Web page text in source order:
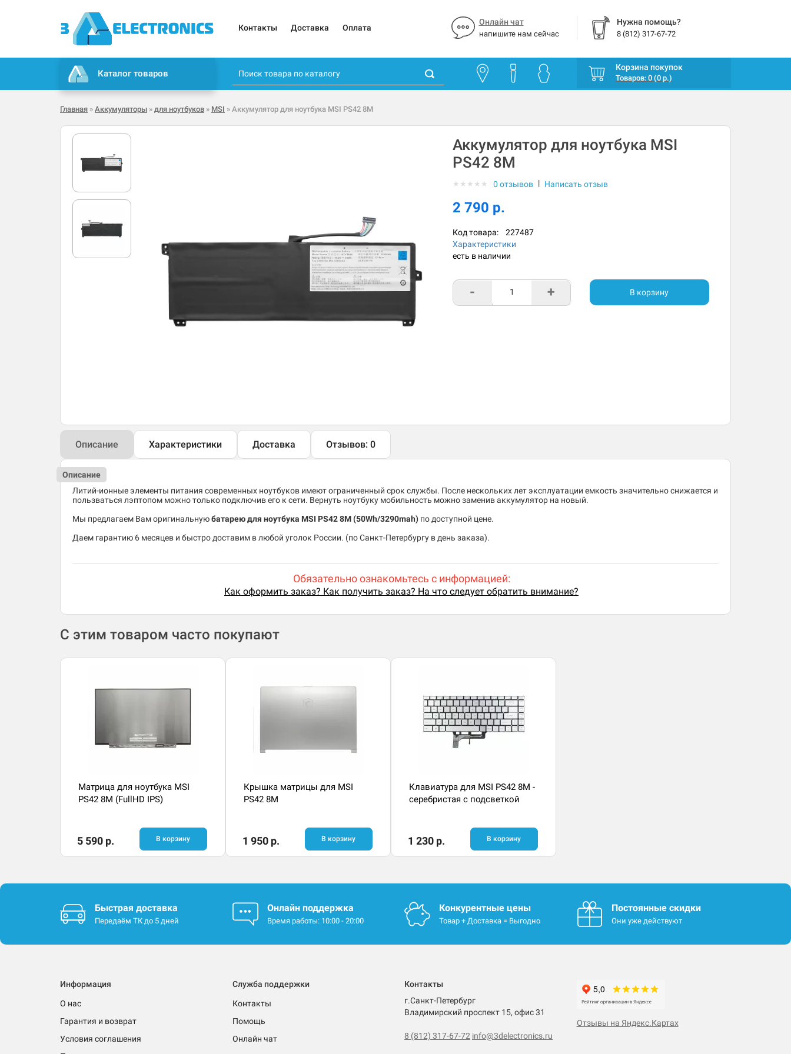
Контакты Доставка Оплата
Онлайн чат
напишите нам сейчас
Нужна помощь?
8 (812) 317-67-72
Каталог товаров
Корзина покупок
Товаров: 0 (0 р.)
Главная » Аккумуляторы » для ноутбуков » MSI » Аккумулятор для ноутбука MSI PS42 8M
Аккумулятор для ноутбука MSI
PS42 8M
★ ★ ★ ★ ★ 0 отзывов | Написать отзыв
2 790 р.
Код товара: 227487
Характеристики
есть в наличии
- + В корзину
Описание Характеристики Доставка Отзывов: 0
Описание
Литий-ионные элементы питания современных ноутбуков имеют ограниченный срок службы. После нескольких лет эксплуатации емкость значительно снижается и
пользваться лэптопом можно только подключив его к сети. Вернуть ноутбуку мобильность можно заменив аккумулятор на новый.
Мы предлагаем Вам оригинальнуюбатарею для ноутбука MSI PS42 8M (50Wh/3290mah) по доступной цене.
Даем гарантию 6 месяцев и быстро доставим в любой уголок России. (по Санкт-Петербургу в день заказа).
Обязательно ознакомьтесь с информацией:
Как оформить заказ? Как получить заказ? На что следует обратить внимание?
С этим товаром часто покупают
Матрица для ноутбука MSI
PS42 8M (FullHD IPS)
5 590 р. В корзину
Крышка матрицы для MSI
PS42 8M
1 950 р. В корзину
Клавиатура для MSI PS42 8M -
серебристая с подсветкой
1 230 р. В корзину
Быстрая доставка
Передаём ТК до 5 дней
Онлайн поддержка
Время работы: 10:00 - 20:00
Конкурентные цены
Товар + Доставка = Выгодно
Постоянные скидки
Они уже действуют
Информация
О нас
Гарантия и возврат
Условия соглашения
Служба поддержки
Контакты
Помощь
Онлайн чат
Контакты
г.Санкт-Петербург
Владимирский проспект 15, офис 31
8 (812) 317-67-72 info@3delectronics.ru
Отзывы на Яндекс.Картах